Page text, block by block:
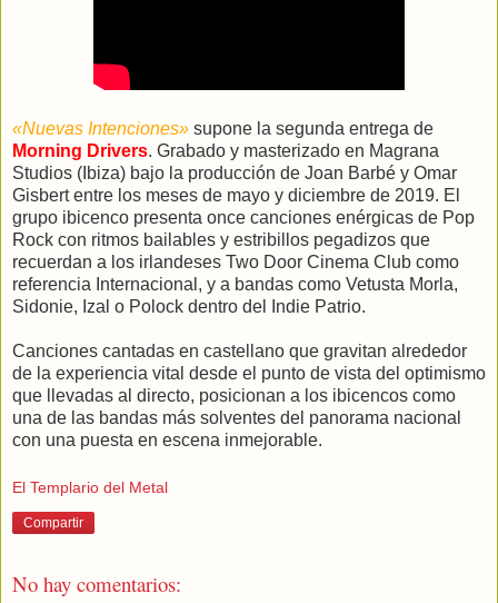
«Nuevas Intenciones» supone la segunda entrega de
Morning Drivers. Grabado y masterizado en Magrana
Studios (Ibiza) bajo la producción de Joan Barbé y Omar
Gisbert entre los meses de mayo y diciembre de 2019. El
grupo ibicenco presenta once canciones enérgicas de Pop
Rock con ritmos bailables y estribillos pegadizos que
recuerdan a los irlandeses Two Door Cinema Club como
referencia Internacional, y a bandas como Vetusta Morla,
Sidonie, Izal o Polock dentro del Indie Patrio.
Canciones cantadas en castellano que gravitan alrededor
de la experiencia vital desde el punto de vista del optimismo
que llevadas al directo, posicionan a los ibicencos como
una de las bandas más solventes del panorama nacional
con una puesta en escena inmejorable.
El Templario del Metal
Compartir
No hay comentarios: